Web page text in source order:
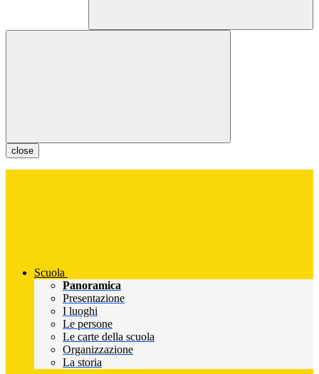
close
Scuola
Panoramica
Presentazione
I luoghi
Le persone
Le carte della scuola
Organizzazione
La storia